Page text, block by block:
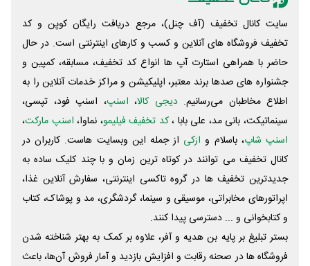
سایت کانال تخفیف (آف چنل)، مرجع دریافت رایگان کوپن و کد
تخفیف فروشگاه های آنلاین و کسب و‌ کارهای اینترنتی است. در حال
حاضر با همراهی استارت آپ ها انواع کد تخفیف، مسابقه، کمپین و
جشنواره های صدها برند معتبر، اپلیکیشن و مراکز خدمات آنلاین را به
اطلاع مخاطبان می‌رسانیم. دیجی کالا، اسنپ، اسنپ فود، تپسی،
سینماتیکت، بانی مد، علی‌ بابا ،کد تخفیف فیلیمو، نماوا، اسنپ مارکت،
اسنپ شاپ، باسلام و ازکی از جمله این وبسایت ‌هاست. کاربران در
کانال تخفیف می توانند در کوتاه ترین زمان و با چند کلیک ساده به
جدیدترین تخفیف ها در گروه تاکسی اینترنتی، سفارش آنلاین غذا،
اپراتورهای مخابراتی، موسیقی و سینما، گردشگری، مد و پوشاک، کتاب
و کتابخوانی و ... دسترسی پیدا کنند.
بستر تبلیغ بر پایه بن هدیه و آفر، علاوه بر کمک به بهتر شناخته شدن
فروشگاه ها در صحنه رقابت و افزایش بازدید و آمار فروش آن‌ها، باعث